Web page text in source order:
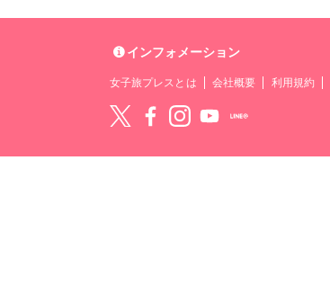
インフォメーション
女子旅プレスとは 会社概要 利用規約
Twitter FacebookinstagramYouTube